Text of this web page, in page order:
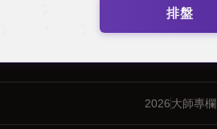
排盤
2026大師專欄